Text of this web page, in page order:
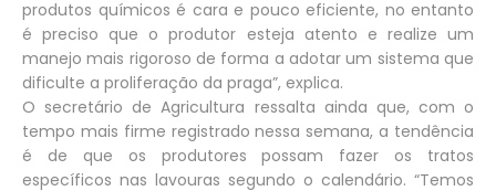
produtos químicos é cara e pouco eficiente, no entanto
é preciso que o produtor esteja atento e realize um
manejo mais rigoroso de forma a adotar um sistema que
dificulte a proliferação da praga”, explica.
O secretário de Agricultura ressalta ainda que, com o
tempo mais firme registrado nessa semana, a tendência
é de que os produtores possam fazer os tratos
específicos nas lavouras segundo o calendário. “Temos